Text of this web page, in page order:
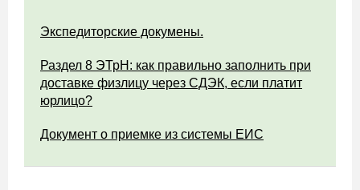
Экспедиторские докумены.
Раздел 8 ЭТрН: как правильно заполнить при
доставке физлицу через СДЭК, если платит
юрлицо?
Документ о приемке из системы ЕИС